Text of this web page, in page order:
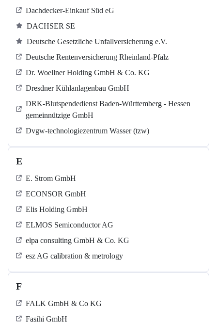
Dachdecker-Einkauf Süd eG
DACHSER SE
Deutsche Gesetzliche Unfallversicherung e.V.
Deutsche Rentenversicherung Rheinland-Pfalz
Dr. Woellner Holding GmbH & Co. KG
Dresdner Kühlanlagenbau GmbH
DRK-Blutspendedienst Baden-Württemberg - Hessen
gemeinnützige GmbH
Dvgw-technologiezentrum Wasser (tzw)
E
E. Strom GmbH
ECONSOR GmbH
Elis Holding GmbH
ELMOS Semiconductor AG
elpa consulting GmbH & Co. KG
esz AG calibration & metrology
F
FALK GmbH & Co KG
Fasihi GmbH